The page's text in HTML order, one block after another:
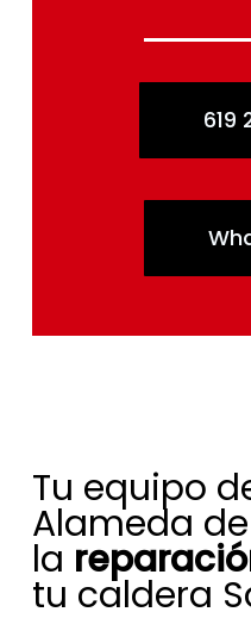
619
Tu equipo
Alameda
la
tu caldera